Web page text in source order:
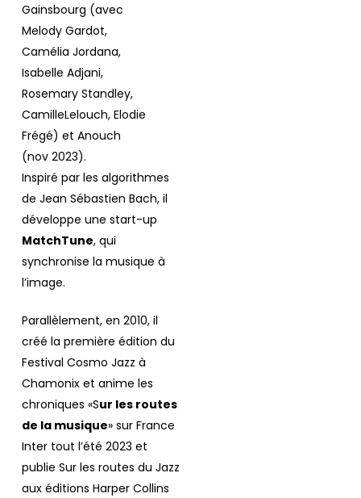
Gainsbourg (avec
Melody Gardot,
Camélia Jordana,
Isabelle Adjani,
Rosemary Standley,
CamilleLelouch, Elodie
Frégé) et Anouch
(nov 2023).
Inspiré par les algorithmes
de Jean Sébastien Bach, il
développe une start-up
MatchTune, qui
synchronise la musique à
l’image.
Parallèlement, en 2010, il
créé la première édition du
Festival Cosmo Jazz à
Chamonix et anime les
chroniques «Sur les routes
de la musique» sur France
Inter tout l’été 2023 et
publie Sur les routes du Jazz
aux éditions Harper Collins